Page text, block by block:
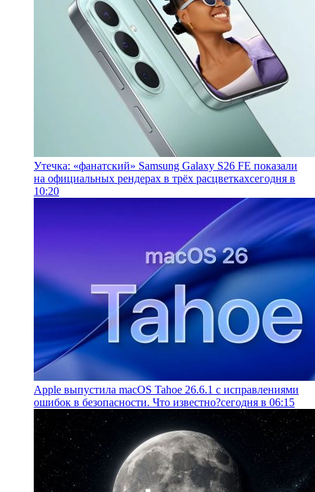
Утечка: «фанатский» Samsung Galaxy S26 FE показали
на официальных рендерах в трёх расцветкахсегодня в
10:20
Apple выпустила macOS Tahoe 26.6.1 с исправлениями
ошибок в безопасности. Что известно?сегодня в 06:15